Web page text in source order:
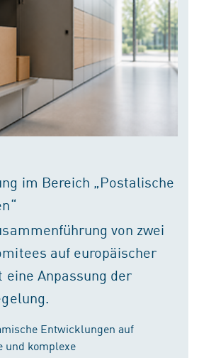
im Bereich „Postalische
von zwei
auf europäischer
eine Anpassung der
Entwicklungen auf
und komplexe